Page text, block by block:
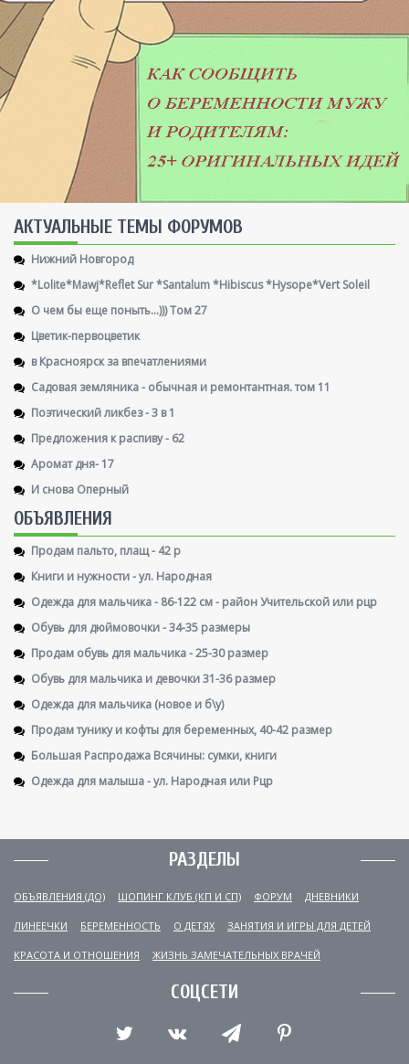
AКТУАЛЬНЫЕ ТЕМЫ ФОРУМОВ
Нижний Новгород
*Lolite*Mawj*Reflet Sur *Santalum *Hibiscus *Hysope*Vert Soleil
О чем бы еще поныть...))) Том 27
Цветик-первоцветик
в Красноярск за впечатлениями
Садовая земляника - обычная и ремонтантная. том 11
Поэтический ликбез - 3 в 1
Предложения к распиву - 62
Аромат дня- 17
И снова Оперный
ОБЪЯВЛЕНИЯ
Продам пальто, плащ - 42 р
Книги и нужности - ул. Народная
Одежда для мальчика - 86-122 см - район Учительской или рцр
Обувь для дюймовочки - 34-35 размеры
Продам обувь для мальчика - 25-30 размер
Обувь для мальчика и девочки 31-36 размер
Одежда для мальчика (новое и б\у)
Продам тунику и кофты для беременных, 40-42 размер
Большая Распродажа Всячины: сумки, книги
Одежда для малыша - ул. Народная или Рцр
РАЗДЕЛЫ
ОБЪЯВЛЕНИЯ (ДО) ШОПИНГ КЛУБ (КП И СП) ФОРУМ ДНЕВНИКИ
ЛИНЕЕЧКИ БЕРЕМЕННОСТЬ О ДЕТЯХ ЗАНЯТИЯ И ИГРЫ ДЛЯ ДЕТЕЙ
КРАСОТА И ОТНОШЕНИЯ ЖИЗНЬ ЗАМЕЧАТЕЛЬНЫХ ВРАЧЕЙ
СОЦСЕТИ